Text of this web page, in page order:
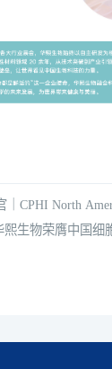
｜CPHI North
新生物原料深耕北
熙生物荣膺中国细